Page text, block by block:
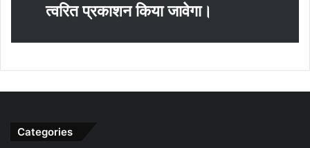
त्‍वरित प्रकाशन किया जावेगा।
Categories